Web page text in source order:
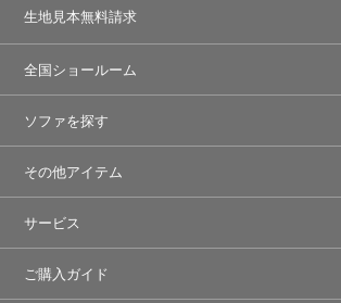
生地見本無料請求
全国ショールーム
ソファを探す
その他アイテム
サービス
ご購入ガイド